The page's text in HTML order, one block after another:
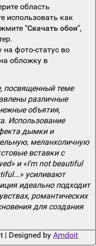
область
использовать как
"Скачать обои",
на фото-статус во
обложку в
посвященный теме
различные
объятия,
Использование
дымки и
меланхоличную
вставки с
и «I'm not beautiful
усиливают
идеально подходит
романтических
для создания
| Designed by Amdoit